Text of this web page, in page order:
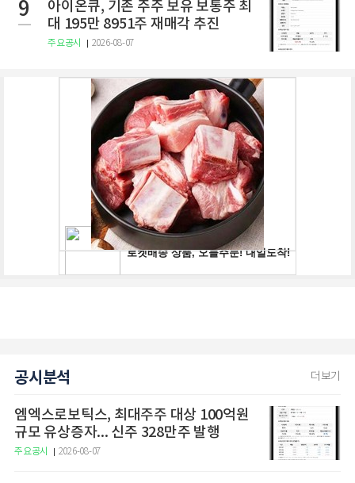
9
아이온큐, 기존 주주 보유 보통주 최
대 195만 8951주 재매각 추진
주요공시 2026-08-07
공시분석 더보기
엠엑스로보틱스, 최대주주 대상 100억원
규모 유상증자... 신주 328만주 발행
주요공시 2026-08-07